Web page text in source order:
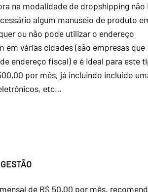
na modalidade de dropshipping não
algum manuseio de produto
ou não pode utilizar o endereço
em várias cidades (são empresas que
endereço fiscal) e é ideal para este
por mês, já incluindo incluído
etc…
de R$ 50,00 por mês,